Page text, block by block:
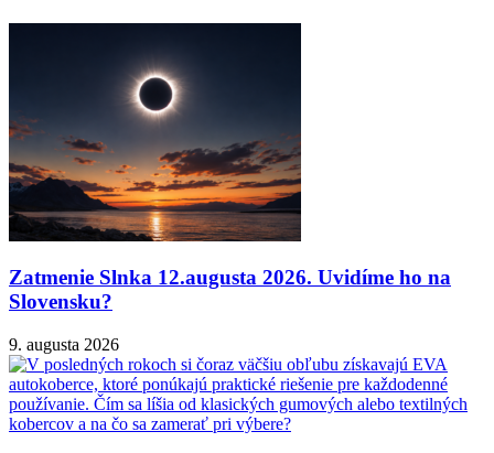
Zatmenie Slnka 12.augusta 2026. Uvidíme ho na
Slovensku?
9. augusta 2026